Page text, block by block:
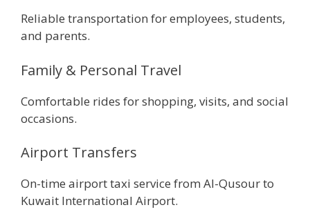
Reliable transportation for employees, students,
and parents.
Family & Personal Travel
Comfortable rides for shopping, visits, and social
occasions.
Airport Transfers
On-time airport taxi service from Al-Qusour to
Kuwait International Airport.